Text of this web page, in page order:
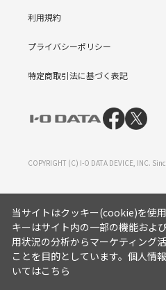
利用規約
プライバシーポリシー
特定商取引法に基づく表記
COPYRIGHT (C) I-O DATA DEVICE, INC.
当サイトはクッキー(cookie)を使
キーはサイト内の一部の機能およ
用状況の分析からマーケティング
ことを目的としています。 個人情
いてはこちら